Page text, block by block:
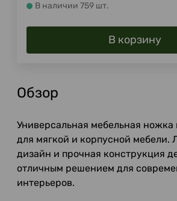
В наличии 759 шт.
В корзину
Обзор
Универсальная мебельная ножка
для мягкой и корпусной мебели.
дизайн и прочная конструкция
отличным решением для
интерьеров.